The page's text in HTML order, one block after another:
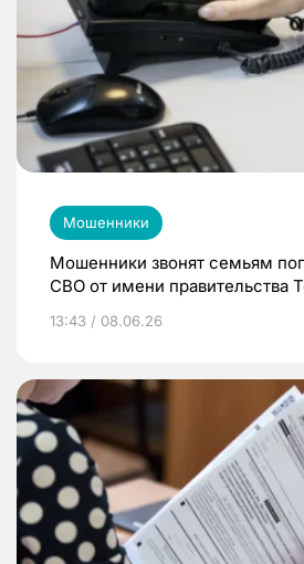
Мошенники
Мошенники звонят семьям
СВО от имени правительства
13:43 / 08.06.26